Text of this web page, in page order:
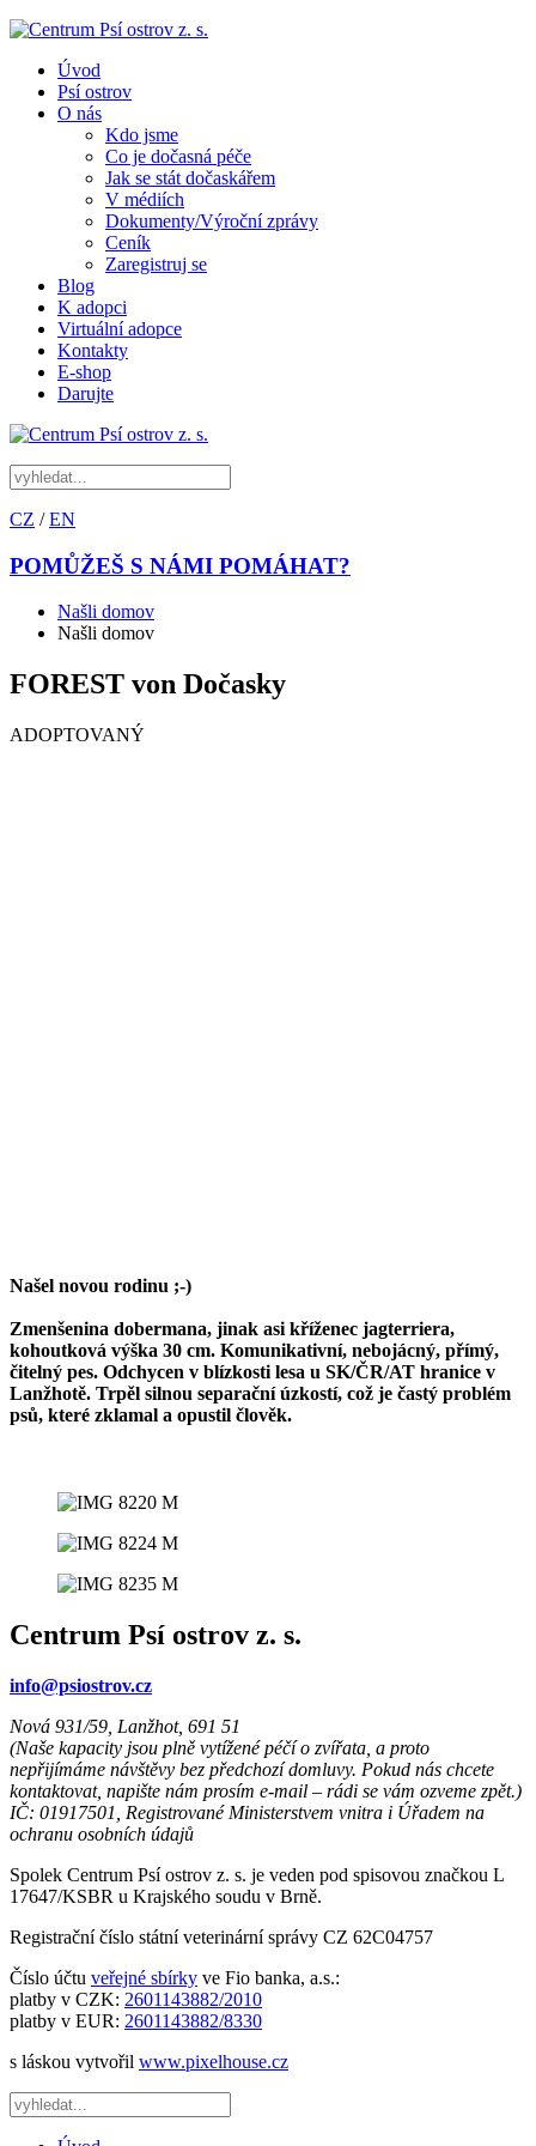
Úvod
Psí ostrov
O nás
Kdo jsme
Co je dočasná péče
Jak se stát dočaskářem
V médiích
Dokumenty/Výroční zprávy
Ceník
Zaregistruj se
Blog
K adopci
Virtuální adopce
Kontakty
E-shop
Darujte
CZ /EN
POMŮŽEŠ S NÁMI POMÁHAT?
Našli domov
Našli domov
FOREST von Dočasky
ADOPTOVANÝ
Našel novou rodinu ;-)
Zmenšenina dobermana, jinak asi kříženec jagterriera,
kohoutková výška 30 cm. Komunikativní, nebojácný, přímý,
čitelný pes. Odchycen v blízkosti lesa u SK/ČR/AT hranice v
Lanžhotě. Trpěl silnou separační úzkostí, což je častý problém
psů, které zklamal a opustil člověk.
Centrum Psí ostrov z. s.
info@psiostrov.cz
Nová 931/59, Lanžhot, 691 51
(Naše kapacity jsou plně vytížené péčí o zvířata, a proto
nepřijímáme návštěvy bez předchozí domluvy. Pokud nás chcete
kontaktovat, napište nám prosím e-mail – rádi se vám ozveme zpět.)
IČ: 01917501, Registrované Ministerstvem vnitra i Úřadem na
ochranu osobních údajů
Spolek Centrum Psí ostrov z. s. je veden pod spisovou značkou L
17647/KSBR u Krajského soudu v Brně.
Registrační číslo státní veterinární správy CZ 62C04757
Číslo účtu veřejné sbírky ve Fio banka, a.s.:
platby v CZK: 2601143882/2010
platby v EUR: 2601143882/8330
s láskou vytvořil www.pixelhouse.cz